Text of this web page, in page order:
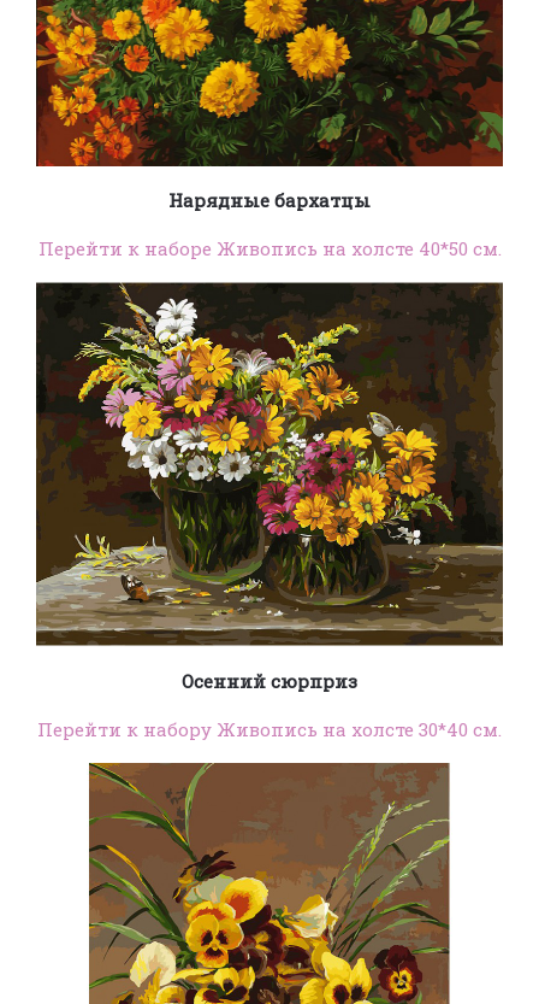
Нарядные бархатцы
Перейти к наборе Живопись на холсте 40*50 см.
Осенний сюрприз
Перейти к набору Живопись на холсте 30*40 см.